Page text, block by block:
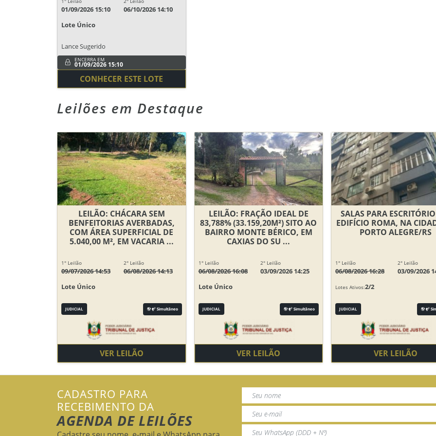
01/09/2026 15:10
06/10/2026 14:10
Lote Único
Lance Sugerido
ENCERRA EM
01/09/2026 15:10
CONHECER ESTE LOTE
Leilões em Destaque
LEILÃO: CHÁCARA SEM
BENFEITORIAS AVERBADAS,
COM ÁREA SUPERFICIAL DE
5.040,00 M², EM VACARIA ...
1° Leilão
09/07/2026 14:53
2° Leilão
06/08/2026 14:13
Lote Único
JUDICIAL Simultâneo
VER LEILÃO
LEILÃO: FRAÇÃO IDEAL DE
83,788% (33.159,20M²) SITO AO
BAIRRO MONTE BÉRICO, EM
CAXIAS DO SU ...
1° Leilão
06/08/2026 16:08
2° Leilão
03/09/2026 14:25
Lote Único
JUDICIAL Simultâneo
VER LEILÃO
SALAS PARA
EDIFÍCIO ROMA, NA
PORTO ALEGRE/RS
1° Leilão
06/08/2026 16:28
2° Leilão
03/09/2026
Lotes Ativos:2/2
JUDICIAL
VER LEILÃO
CADASTRO PARA
RECEBIMENTO DA
AGENDA DE LEILÕES